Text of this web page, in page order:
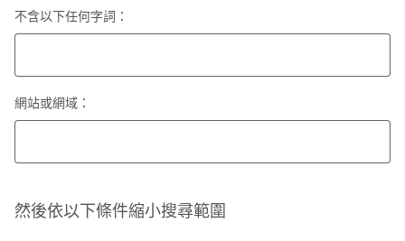
不含以下任何字詞：
網站或網域：
然後依以下條件縮小搜尋範圍